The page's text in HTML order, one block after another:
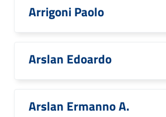
Arrigoni Paolo
Arslan Edoardo
Arslan Ermanno A.